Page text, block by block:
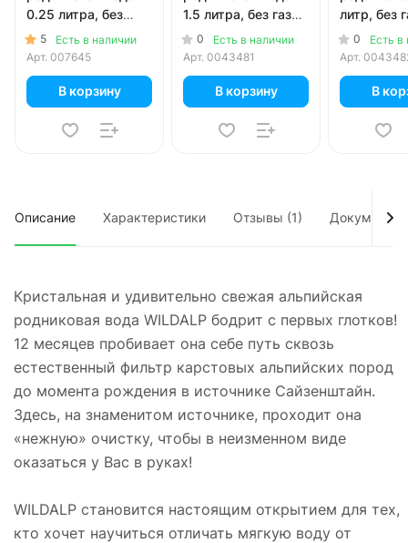
0.25 литра, без
газа, пэт, 12 шт. в
уп.
5
Есть в наличии
Арт. 007645
В корзину
1.5 литра, без газа,
пэт, 6 шт. в уп.
0
Есть в наличии
Арт. 0043481
В корзину
литр, без
6 шт. в уп.
0
Есть в
Арт.
В
Описание Характеристики Отзывы (1) Документы
Кристальная и удивительно свежая альпийская
родниковая вода WILDALP бодрит с первых глотков!
12 месяцев пробивает она себе путь сквозь
естественный фильтр карстовых альпийских пород
до момента рождения в источнике Сайзенштайн.
Здесь, на знаменитом источнике, проходит она
«нежную» очистку, чтобы в неизменном виде
оказаться у Вас в руках!
WILDALP cтановится настоящим открытием для тех,
кто хочет научиться отличать мягкую воду от